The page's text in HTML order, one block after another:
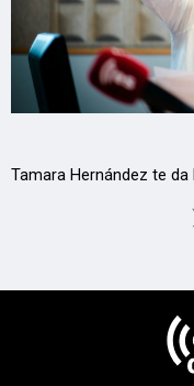
Tamara Hernández te